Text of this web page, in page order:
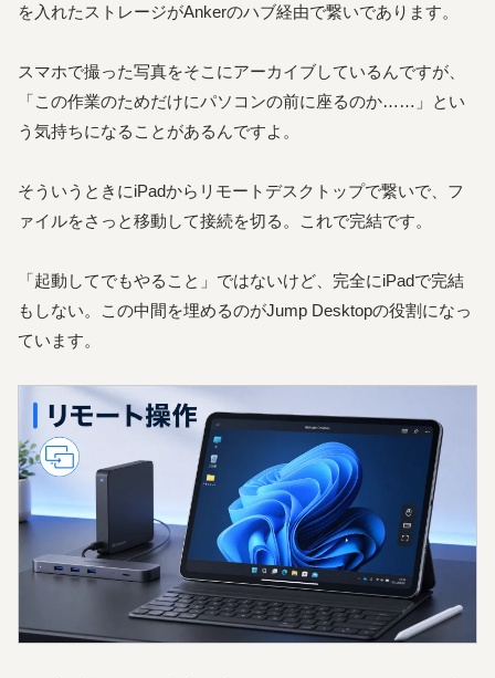
を入れたストレージがAnkerのハブ経由で繋いであります。
スマホで撮った写真をそこにアーカイブしているんですが、
「この作業のためだけにパソコンの前に座るのか……」とい
う気持ちになることがあるんですよ。
そういうときにiPadからリモートデスクトップで繋いで、フ
ァイルをさっと移動して接続を切る。これで完結です。
「起動してでもやること」ではないけど、完全にiPadで完結
もしない。この中間を埋めるのがJump Desktopの役割になっ
ています。